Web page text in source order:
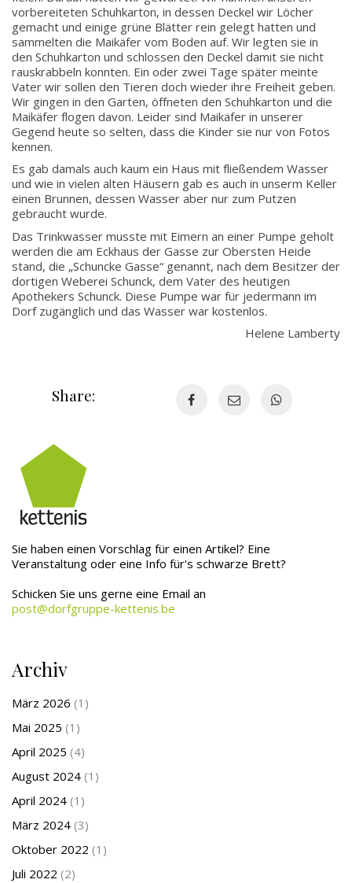
vorbereiteten Schuhkarton, in dessen Deckel wir Löcher
gemacht und einige grüne Blätter rein gelegt hatten und
sammelten die Maikäfer vom Boden auf. Wir legten sie in
den Schuhkarton und schlossen den Deckel damit sie nicht
rauskrabbeln konnten. Ein oder zwei Tage später meinte
Vater wir sollen den Tieren doch wieder ihre Freiheit geben.
Wir gingen in den Garten, öffneten den Schuhkarton und die
Maikäfer flogen davon. Leider sind Maikäfer in unserer
Gegend heute so selten, dass die Kinder sie nur von Fotos
kennen.
Es gab damals auch kaum ein Haus mit fließendem Wasser
und wie in vielen alten Häusern gab es auch in unserm Keller
einen Brunnen, dessen Wasser aber nur zum Putzen
gebraucht wurde.
Das Trinkwasser musste mit Eimern an einer Pumpe geholt
werden die am Eckhaus der Gasse zur Obersten Heide
stand, die „Schuncke Gasse“ genannt, nach dem Besitzer der
dortigen Weberei Schunck, dem Vater des heutigen
Apothekers Schunck. Diese Pumpe war für jedermann im
Dorf zugänglich und das Wasser war kostenlos.
Helene Lamberty
Share:
Sie haben einen Vorschlag für einen Artikel? Eine
Veranstaltung oder eine Info für's schwarze Brett?
Schicken Sie uns gerne eine Email an
post@dorfgruppe-kettenis.be
Archiv
März 2026 (1)
Mai 2025 (1)
April 2025 (4)
August 2024 (1)
April 2024 (1)
März 2024 (3)
Oktober 2022 (1)
Juli 2022 (2)